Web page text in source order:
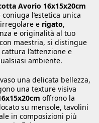
Avorio 16x15x20cm
l’estetica unica
e rigato,
e originalità al tuo
maestria, si distingue
l’attenzione e
ambiente.
una delicata bellezza,
una texture visiva
offrono la
su mensole, tavolini
in composizioni più